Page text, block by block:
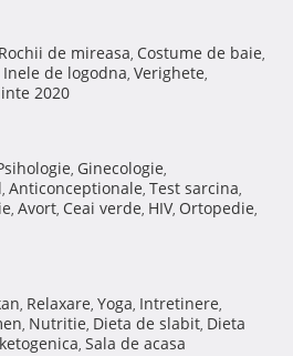
Rochii de mireasa, Costume de baie,
Inele de logodna, Verighete,
2020
, Ginecologie,
, Anticonceptionale, Test sarcina,
, Avort, Ceai verde, HIV, Ortopedie,
, Relaxare, Yoga, Intretinere,
, Nutritie, Dieta de slabit, Dieta
, Sala de acasa